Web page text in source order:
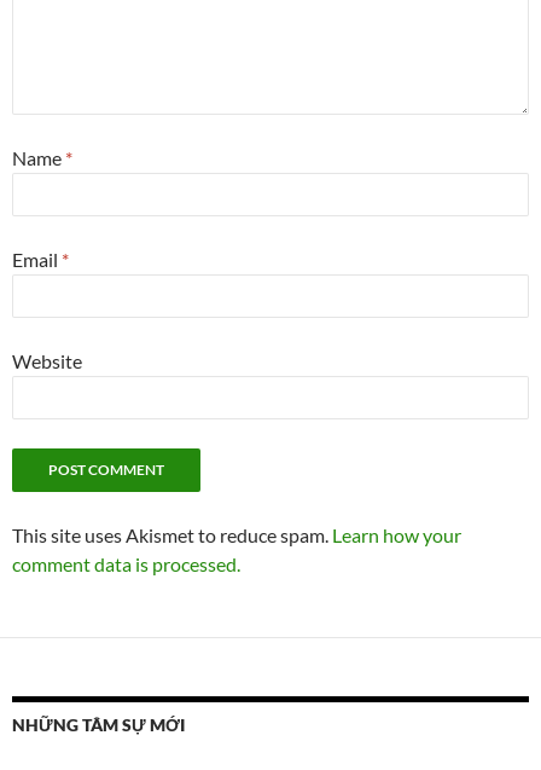
Name *
Email *
Website
This site uses Akismet to reduce spam. Learn how your
comment data is processed.
NHỮNG TÂM SỰ MỚI